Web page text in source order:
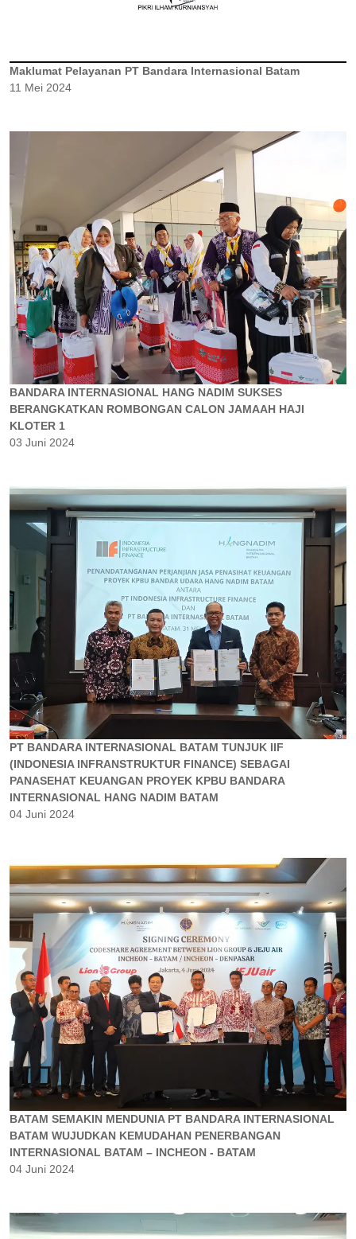
Maklumat Pelayanan PT Bandara Internasional Batam
11 Mei 2024
BANDARA INTERNASIONAL HANG NADIM SUKSES
BERANGKATKAN ROMBONGAN CALON JAMAAH HAJI
KLOTER 1
03 Juni 2024
PT BANDARA INTERNASIONAL BATAM TUNJUK IIF
(INDONESIA INFRANSTRUKTUR FINANCE) SEBAGAI
PANASEHAT KEUANGAN PROYEK KPBU BANDARA
INTERNASIONAL HANG NADIM BATAM
04 Juni 2024
BATAM SEMAKIN MENDUNIA PT BANDARA INTERNASIONAL
BATAM WUJUDKAN KEMUDAHAN PENERBANGAN
INTERNASIONAL BATAM – INCHEON - BATAM
04 Juni 2024